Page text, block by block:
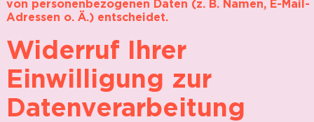
von personenbezogenen Daten (z. B. Namen, E-Mail-
Adressen o. Ä.) entscheidet.
Widerruf Ihrer
Einwilligung zur
Datenverarbeitung